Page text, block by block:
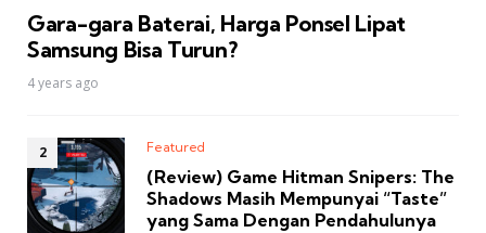
Gara-gara Baterai, Harga Ponsel Lipat
Samsung Bisa Turun?
4 years ago
Featured
(Review) Game Hitman Snipers: The
Shadows Masih Mempunyai “Taste”
yang Sama Dengan Pendahulunya